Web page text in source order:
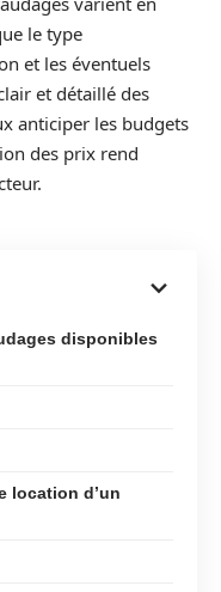
le type
et les éventuels
et détaillé des
anticiper les budgets
des prix rend
disponibles
location d’un